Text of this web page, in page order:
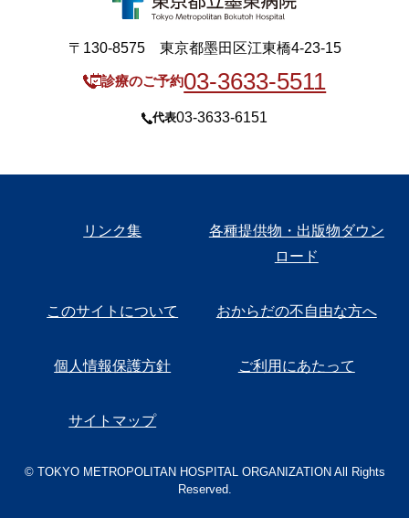
〒130-8575 東京都墨田区江東橋4-23-15
診療のご予約03-3633-5511
代表03-3633-6151
リンク集
各種提供物・出版物ダウン
ロード
このサイトについて おからだの不自由な方へ
個人情報保護方針 ご利用にあたって
サイトマップ
© TOKYO METROPOLITAN HOSPITAL ORGANIZATION All Rights
Reserved.